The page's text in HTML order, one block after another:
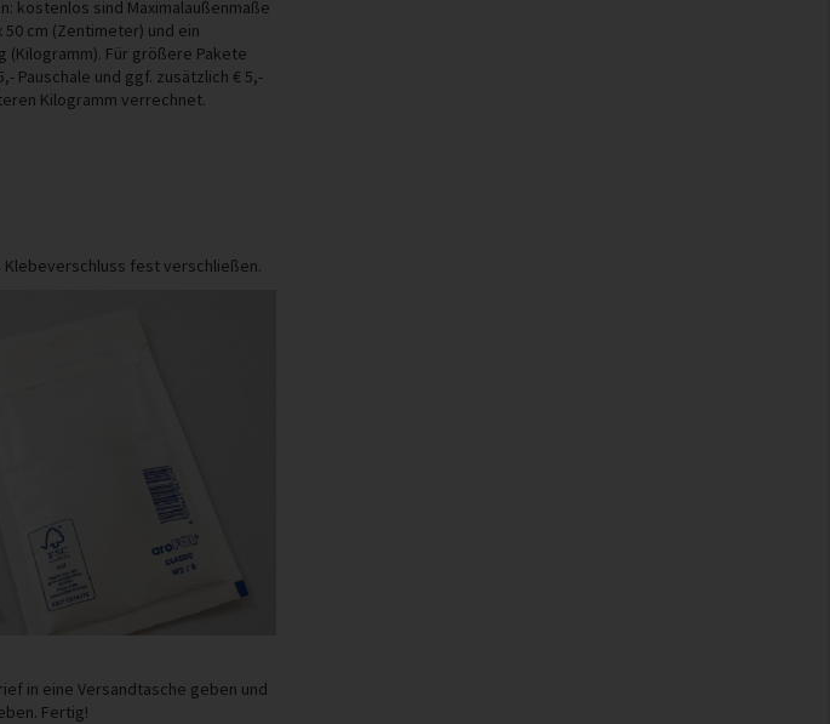
kostenlos sind Maximalaußenmaße
50 cm (Zentimeter) und ein
(Kilogramm). Für größere Pakete
Pauschale und ggf. zusätzlich € 5,-
Kilogramm verrechnet.
Klebeverschluss fest verschließen.
in eine Versandtasche geben und
Fertig!